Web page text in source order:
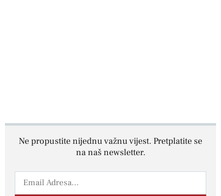
Ne propustite nijednu važnu vijest. Pretplatite se
na naš newsletter.